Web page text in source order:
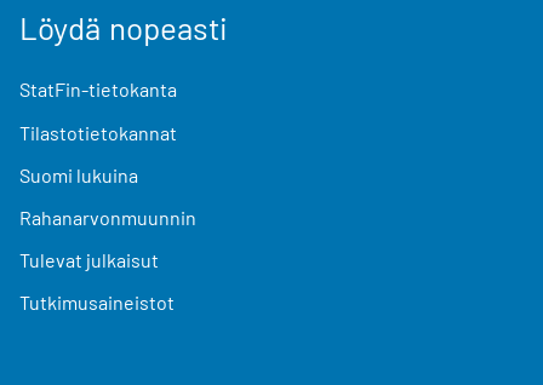
Löydä nopeasti
StatFin-tietokanta
Tilastotietokannat
Suomi lukuina
Rahanarvonmuunnin
Tulevat julkaisut
Tutkimusaineistot